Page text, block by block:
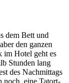
dem Bett und
den ganzen
im Hotel geht es
Stunden lang
des Nachmittags